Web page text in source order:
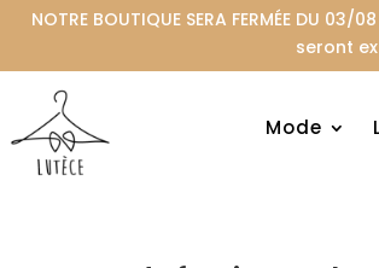
NOTRE BOUTIQUE SERA FERMÉE
seront
Mode